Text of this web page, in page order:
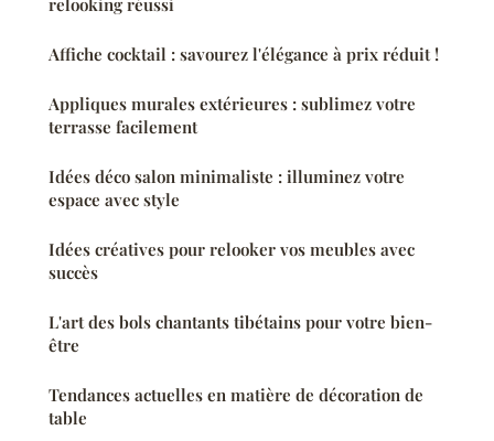
relooking réussi
Affiche cocktail : savourez l'élégance à prix réduit !
Appliques murales extérieures : sublimez votre
terrasse facilement
Idées déco salon minimaliste : illuminez votre
espace avec style
Idées créatives pour relooker vos meubles avec
succès
L'art des bols chantants tibétains pour votre bien-
être
Tendances actuelles en matière de décoration de
table